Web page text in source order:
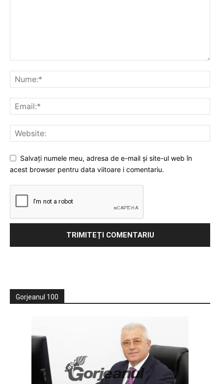
Salvați numele meu, adresa de e-mail și site-ul web în
acest browser pentru data viitoare i comentariu.
Gorjeanul 100